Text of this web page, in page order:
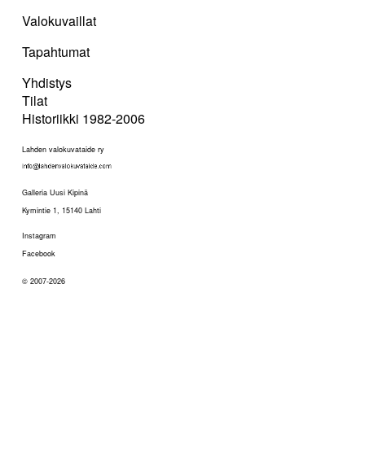
Valokuvaillat
Tapahtumat
Yhdistys
Tilat
Historiikki 1982-2006
Lahden valokuvataide ry
Galleria Uusi Kipinä
Kymintie 1, 15140 Lahti
Instagram
Facebook
© 2007-2026